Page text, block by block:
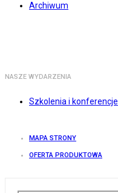
Archiwum
NASZE WYDARZENIA
Szkolenia i konferencje
MAPA STRONY
OFERTA PRODUKTOWA